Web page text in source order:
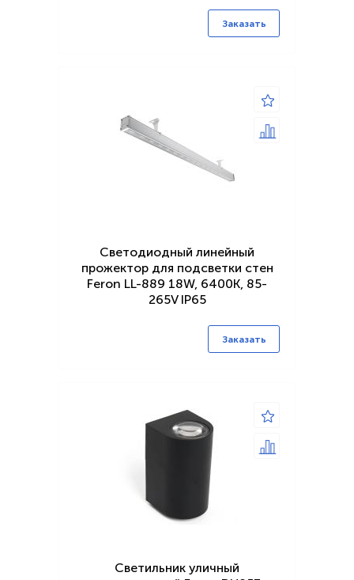
Заказать
Светодиодный линейный
прожектор для подсветки стен
Feron LL-889 18W, 6400К, 85-
265V IP65
Заказать
Светильник уличный